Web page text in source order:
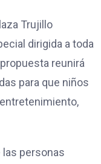
Trujillo
dirigida a toda
reunirá
para que niños
personas